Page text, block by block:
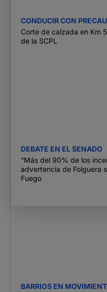
CONDUCIR CON
Corte de calzada en Km
de la SCPL
DEBATE EN EL SENADO
“Más del 90% de los
advertencia de Folguera
Fuego
BARRIOS EN